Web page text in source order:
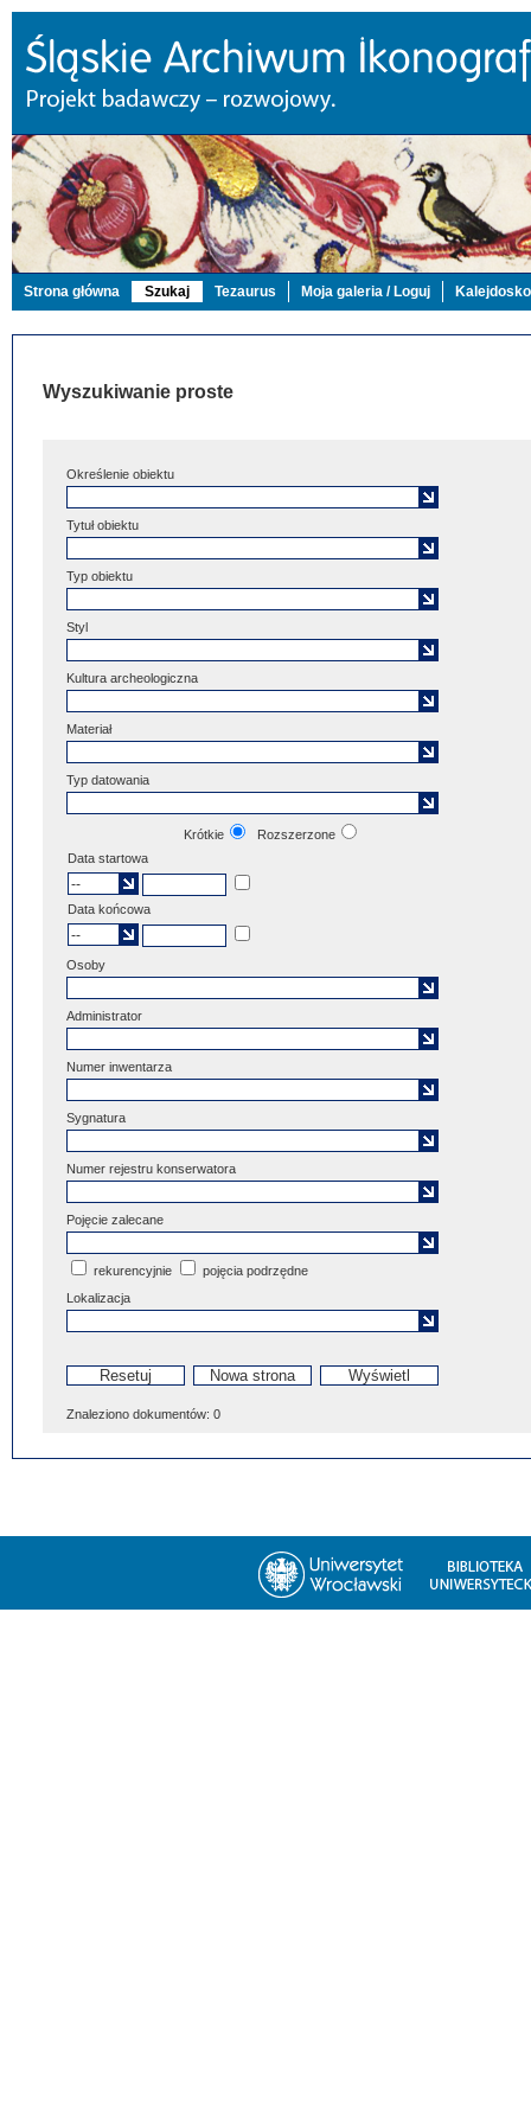
Strona główna Szukaj Tezaurus Moja galeria / Loguj
Wyszukiwanie proste
Określenie obiektu
Tytuł obiektu
Typ obiektu
Styl
Kultura archeologiczna
Materiał
Typ datowania
Krótkie
Rozszerzone
Data startowa
Data końcowa
Osoby
Administrator
Numer inwentarza
Sygnatura
Numer rejestru konserwatora
Pojęcie zalecane
rekurencyjnie
pojęcia podrzędne
Lokalizacja
Znaleziono dokumentów: 0